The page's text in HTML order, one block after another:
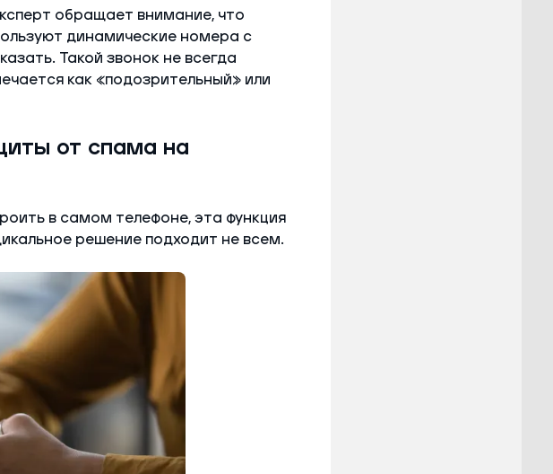
обращает внимание, что
динамические номера с
Такой звонок не всегда
как «подозрительный» или
от спама на
в самом телефоне, эта функция
решение подходит не всем.